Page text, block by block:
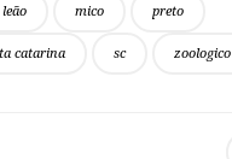
leão mico preto
catarina sc zoologico